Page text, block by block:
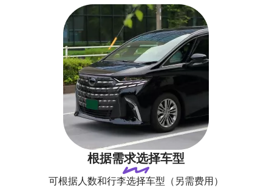
根据需求选择车型
可根据人数和行李选择车型（另需费用）